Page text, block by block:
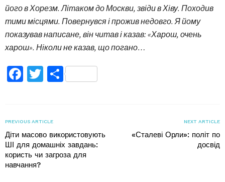
його в Хорезм. Літаком до Москви, звіди в Хіву. Походив
тими місцями. Повернувся і прожив недовго. Я йому
показував написане, він читав і казав: «Харош, очень
харош». Ніколи не казав, що погано…
Facebook
TwitterПоділитися
PREVIOUS ARTICLE
Діти масово використовують
ШІ для домашніх завдань:
користь чи загроза для
навчання?
NEXT ARTICLE
«Сталеві Орли»: політ по
досвід